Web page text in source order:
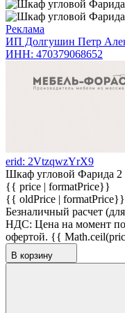
Реклама
ИП Долгушин Петр
ИНН: 470379068652
erid: 2VtzqwzYrX9
Шкаф угловой Фарида 2
{{ price | formatPrice}}
{{ oldPrice | formatPrice}}
Безналичный расчет
НДС: Цена на момент
офертой. {{
В корзину